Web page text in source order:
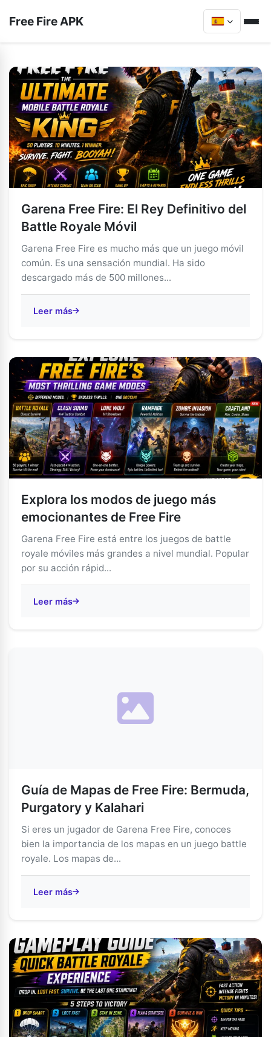
Free Fire APK
Garena Free Fire: El Rey Definitivo del
Battle Royale Móvil
Garena Free Fire es mucho más que un juego móvil
común. Es una sensación mundial. Ha sido
descargado más de 500 millones...
Leer más
Explora los modos de juego más
emocionantes de Free Fire
Garena Free Fire está entre los juegos de battle
royale móviles más grandes a nivel mundial. Popular
por su acción rápid...
Leer más
Guía de Mapas de Free Fire: Bermuda,
Purgatory y Kalahari
Si eres un jugador de Garena Free Fire, conoces
bien la importancia de los mapas en un juego battle
royale. Los mapas de...
Leer más